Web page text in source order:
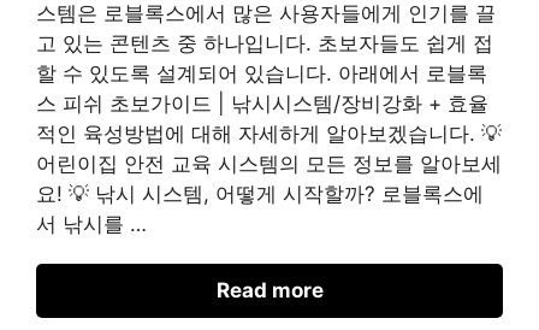
스템은 로블록스에서 많은 사용자들에게 인기를 끌
고 있는 콘텐츠 중 하나입니다. 초보자들도 쉽게 접
할 수 있도록 설계되어 있습니다. 아래에서 로블록
스 피쉬 초보가이드 | 낚시시스템/장비강화 + 효율
적인 육성방법에 대해 자세하게 알아보겠습니다. 💡
어린이집 안전 교육 시스템의 모든 정보를 알아보세
요! 💡 낚시 시스템, 어떻게 시작할까? 로블록스에
서 낚시를 …
Read more